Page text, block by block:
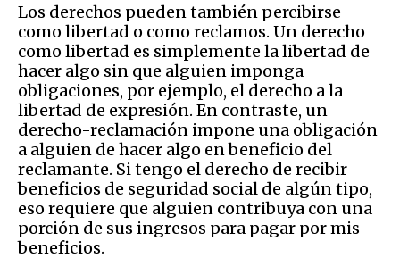
Los derechos pueden también percibirse
como libertad o como reclamos. Un derecho
como libertad es simplemente la libertad de
hacer algo sin que alguien imponga
obligaciones, por ejemplo, el derecho a la
libertad de expresión. En contraste, un
derecho-reclamación impone una obligación
a alguien de hacer algo en beneficio del
reclamante. Si tengo el derecho de recibir
beneficios de seguridad social de algún tipo,
eso requiere que alguien contribuya con una
porción de sus ingresos para pagar por mis
beneficios.